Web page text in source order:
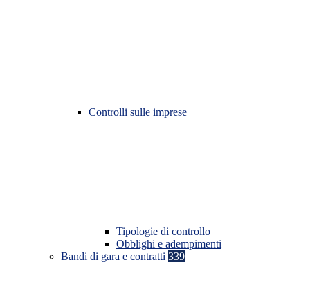
Controlli sulle imprese
Tipologie di controllo
Obblighi e adempimenti
Bandi di gara e contratti 339